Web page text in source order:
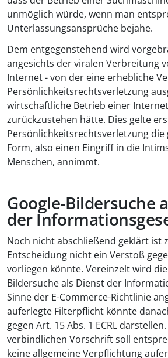
unmöglich würde, wenn man
Unterlassungsansprüche bejahe.
Dem entgegenstehend wird
angesichts der viralen Verbreitung
Internet - von der eine erhebliche
Persönlichkeitsrechtsverletzung
wirtschaftliche Betrieb einer
zurückzustehen hätte. Dies gelte
Persönlichkeitsrechtsverletzung
Form, also einen Eingriff in die
Menschen, annimmt.
Google-Bildersuche
der
Noch nicht abschließend geklärt ist
Entscheidung nicht ein Verstoß
vorliegen könnte. Vereinzelt wird
Bildersuche als Dienst der
Sinne der E-Commerce-Richtlinie
auferlegte Filterpflicht könnte
gegen Art. 15 Abs. 1 ECRL
verbindlichen Vorschrift soll
keine allgemeine Verpflichtung